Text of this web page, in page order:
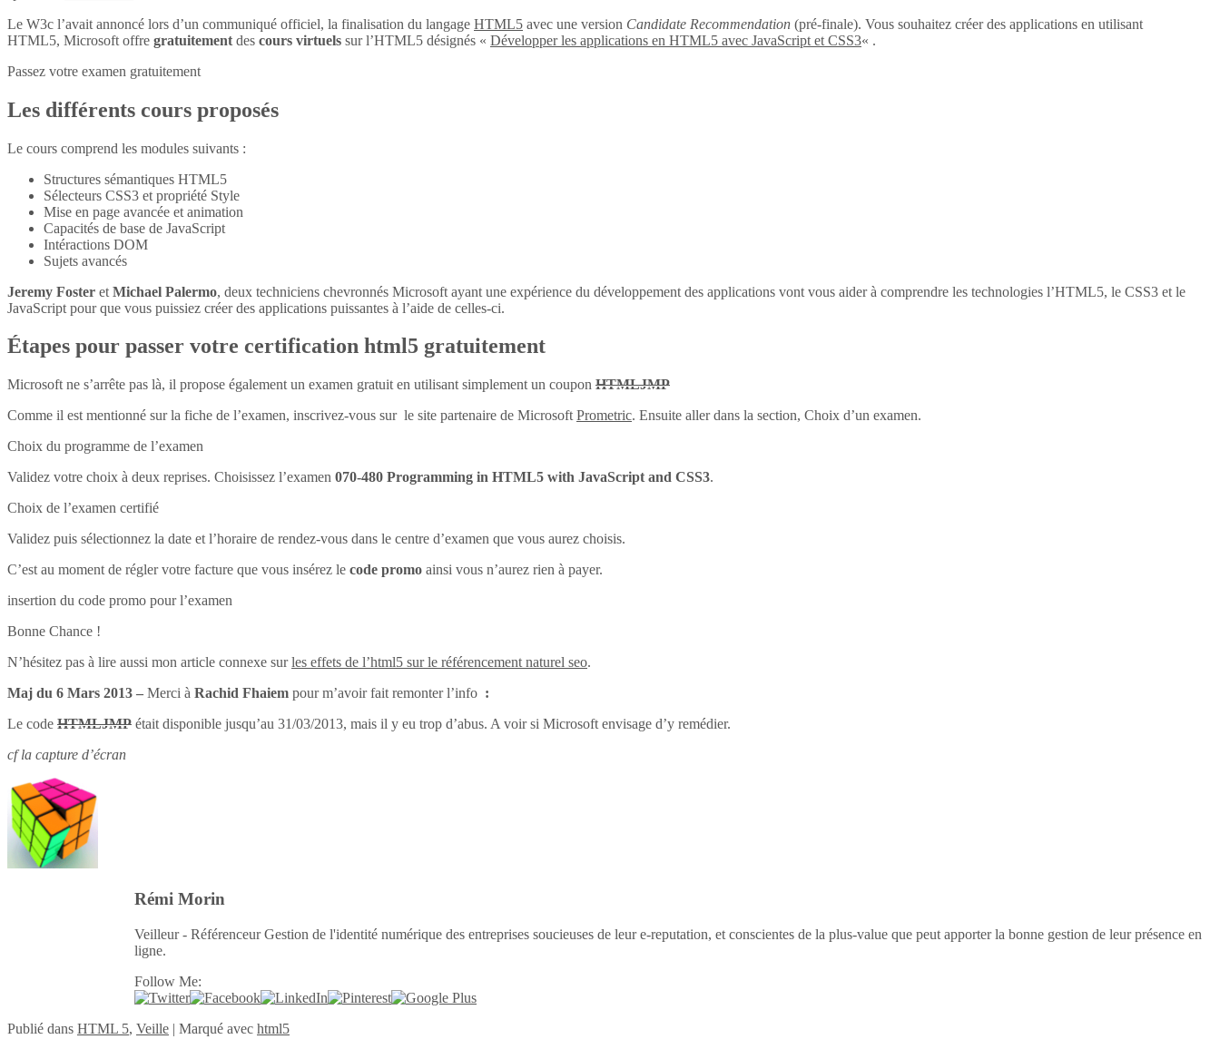
Le W3c l’avait annoncé lors d’un communiqué officiel, la finalisation du langage HTML5 avec une version Candidate Recommendation (pré-finale). Vous souhaitez créer des applications en utilisant
HTML5, Microsoft offre gratuitement des cours virtuels sur l’HTML5 désignés « Développer les applications en HTML5 avec JavaScript et CSS3« .
Passez votre examen gratuitement
Les différents cours proposés
Le cours comprend les modules suivants :
Structures sémantiques HTML5
Sélecteurs CSS3 et propriété Style
Mise en page avancée et animation
Capacités de base de JavaScript
Intéractions DOM
Sujets avancés
Jeremy Foster et Michael Palermo, deux techniciens chevronnés Microsoft ayant une expérience du développement des applications vont vous aider à comprendre les technologies l’HTML5, le CSS3 et le
JavaScript pour que vous puissiez créer des applications puissantes à l’aide de celles-ci.
Étapes pour passer votre certification html5 gratuitement
Microsoft ne s’arrête pas là, il propose également un examen gratuit en utilisant simplement un coupon HTMLJMP
Comme il est mentionné sur la fiche de l’examen, inscrivez-vous sur le site partenaire de Microsoft Prometric. Ensuite aller dans la section, Choix d’un examen.
Choix du programme de l’examen
Validez votre choix à deux reprises. Choisissez l’examen 070-480 Programming in HTML5 with JavaScript and CSS3.
Choix de l’examen certifié
Validez puis sélectionnez la date et l’horaire de rendez-vous dans le centre d’examen que vous aurez choisis.
C’est au moment de régler votre facture que vous insérez le code promo ainsi vous n’aurez rien à payer.
insertion du code promo pour l’examen
Bonne Chance !
N’hésitez pas à lire aussi mon article connexe surles effets de l’html5 sur le référencement naturel seo.
Maj du 6 Mars 2013 – Merci à Rachid Fhaiem pour m’avoir fait remonter l’info :
Le code HTMLJMP était disponible jusqu’au 31/03/2013, mais il y eu trop d’abus. A voir si Microsoft envisage d’y remédier.
cf la capture d’écran
Rémi Morin
Veilleur - Référenceur Gestion de l'identité numérique des entreprises soucieuses de leur e-reputation, et conscientes de la plus-value que peut apporter la bonne gestion de leur présence en
ligne.
Follow Me:
Publié dans HTML 5, Veille | Marqué avec html5